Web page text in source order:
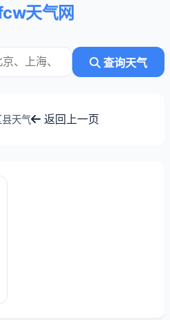
天气网
查询天气
天气 返回上一页